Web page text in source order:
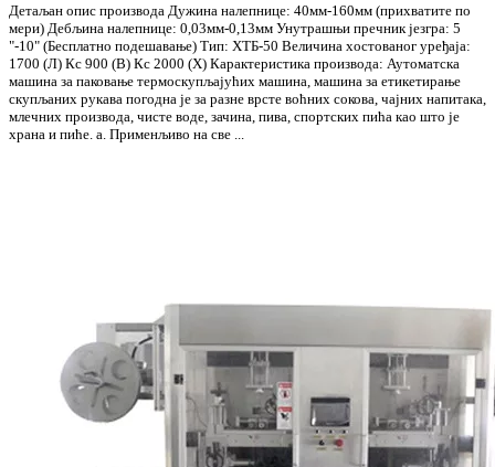
Детаљан опис производа Дужина налепнице: 40мм-160мм (прихватите по
мери) Дебљина налепнице: 0,03мм-0,13мм Унутрашњи пречник језгра: 5
"-10" (Бесплатно подешавање) Тип: ХТБ-50 Величина хостованог уређаја:
1700 (Л) Кс 900 (В) Кс 2000 (Х) Карактеристика производа: Аутоматска
машина за паковање термоскупљајућих машина, машина за етикетирање
скупљаних рукава погодна је за разне врсте воћних сокова, чајних напитака,
млечних производа, чисте воде, зачина, пива, спортских пића као што је
храна и пиће. а. Применљиво на све ...